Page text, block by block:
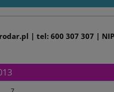
| tel: 600 307 307 |